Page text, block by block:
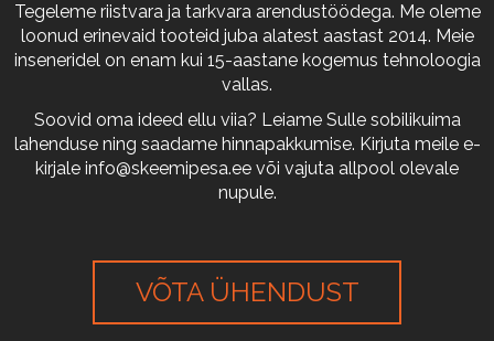
Tegeleme riistvara ja tarkvara arendustöödega. Me oleme
loonud erinevaid tooteid juba alatest aastast 2014. Meie
inseneridel on enam kui 15-aastane kogemus tehnoloogia
vallas.
Soovid oma ideed ellu viia? Leiame Sulle sobilikuima
lahenduse ning saadame hinnapakkumise. Kirjuta meile e-
kirjale info@skeemipesa.ee või vajuta allpool olevale
nupule.
VÕTA ÜHENDUST